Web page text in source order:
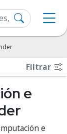
Filtrar
e
e